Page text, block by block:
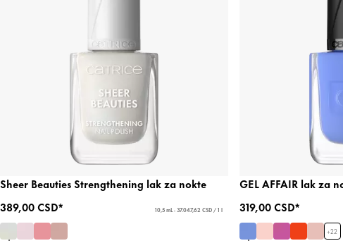
Sheer Beauties Strengthening lak za nokte
389,00 CSD*
10,5 mL - 37.047,62 CSD / 1 l
GEL AFFAIR lak za
319,00 CSD*
+22